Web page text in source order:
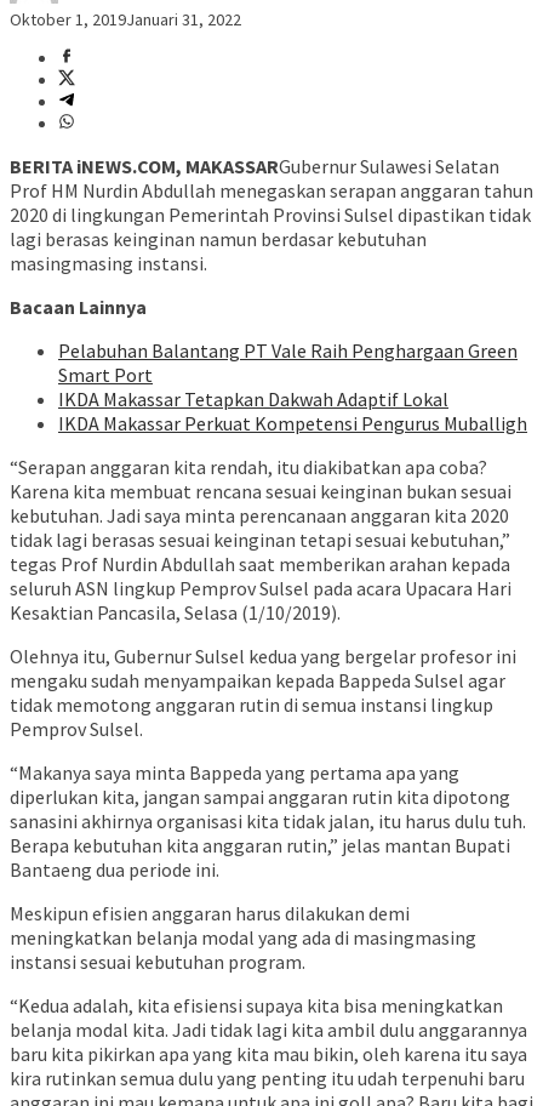
Oktober 1, 2019Januari 31, 2022
BERITA iNEWS.COM, MAKASSARGubernur Sulawesi Selatan
Prof HM Nurdin Abdullah menegaskan serapan anggaran tahun
2020 di lingkungan Pemerintah Provinsi Sulsel dipastikan tidak
lagi berasas keinginan namun berdasar kebutuhan
masingmasing instansi.
Bacaan Lainnya
Pelabuhan Balantang PT Vale Raih Penghargaan Green
Smart Port
IKDA Makassar Tetapkan Dakwah Adaptif Lokal
IKDA Makassar Perkuat Kompetensi Pengurus Muballigh
“Serapan anggaran kita rendah, itu diakibatkan apa coba?
Karena kita membuat rencana sesuai keinginan bukan sesuai
kebutuhan. Jadi saya minta perencanaan anggaran kita 2020
tidak lagi berasas sesuai keinginan tetapi sesuai kebutuhan,”
tegas Prof Nurdin Abdullah saat memberikan arahan kepada
seluruh ASN lingkup Pemprov Sulsel pada acara Upacara Hari
Kesaktian Pancasila, Selasa (1/10/2019).
Olehnya itu, Gubernur Sulsel kedua yang bergelar profesor ini
mengaku sudah menyampaikan kepada Bappeda Sulsel agar
tidak memotong anggaran rutin di semua instansi lingkup
Pemprov Sulsel.
“Makanya saya minta Bappeda yang pertama apa yang
diperlukan kita, jangan sampai anggaran rutin kita dipotong
sanasini akhirnya organisasi kita tidak jalan, itu harus dulu tuh.
Berapa kebutuhan kita anggaran rutin,” jelas mantan Bupati
Bantaeng dua periode ini.
Meskipun efisien anggaran harus dilakukan demi
meningkatkan belanja modal yang ada di masingmasing
instansi sesuai kebutuhan program.
“Kedua adalah, kita efisiensi supaya kita bisa meningkatkan
belanja modal kita. Jadi tidak lagi kita ambil dulu anggarannya
baru kita pikirkan apa yang kita mau bikin, oleh karena itu saya
kira rutinkan semua dulu yang penting itu udah terpenuhi baru